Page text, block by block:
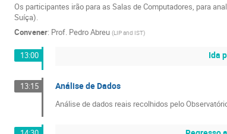
Os participantes irão para as Salas de Computadores, para
Suíça).
Convener: Prof. Pedro Abreu (LIP and IST)
13:00 Ida
13:15 Análise de Dados
Análise de dados reais recolhidos pelo